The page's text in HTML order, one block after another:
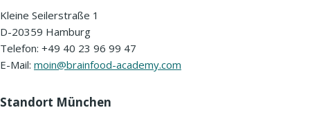
Kleine Seilerstraße 1
D-20359 Hamburg
Telefon: +49 40 23 96 99 47
E-Mail: moin@brainfood-academy.com
Standort München